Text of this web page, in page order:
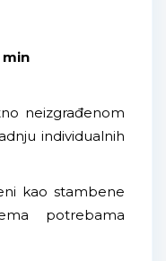
min
neizgrađenom
individualnih
kao stambene
potrebama